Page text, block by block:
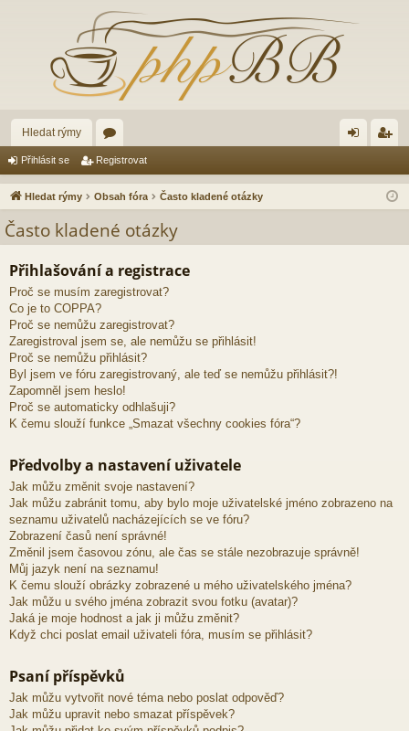
Hledat rýmy
ór
a lá
se
ist
va
Přihlásit se Registrovat
Hledat rýmy Obsah fóra Často kladené otázky
Často kladené otázky
Přihlašování a registrace
Proč se musím zaregistrovat?
Co je to COPPA?
Proč se nemůžu zaregistrovat?
Zaregistroval jsem se, ale nemůžu se přihlásit!
Proč se nemůžu přihlásit?
Byl jsem ve fóru zaregistrovaný, ale teď se nemůžu přihlásit?!
Zapomněl jsem heslo!
Proč se automaticky odhlašuji?
K čemu slouží funkce „Smazat všechny cookies fóra“?
Předvolby a nastavení uživatele
Jak můžu změnit svoje nastavení?
Jak můžu zabránit tomu, aby bylo moje uživatelské jméno zobrazeno na
seznamu uživatelů nacházejících se ve fóru?
Zobrazení časů není správné!
Změnil jsem časovou zónu, ale čas se stále nezobrazuje správně!
Můj jazyk není na seznamu!
K čemu slouží obrázky zobrazené u mého uživatelského jména?
Jak můžu u svého jména zobrazit svou fotku (avatar)?
Jaká je moje hodnost a jak ji můžu změnit?
Když chci poslat email uživateli fóra, musím se přihlásit?
Psaní příspěvků
Jak můžu vytvořit nové téma nebo poslat odpověď?
Jak můžu upravit nebo smazat příspěvek?